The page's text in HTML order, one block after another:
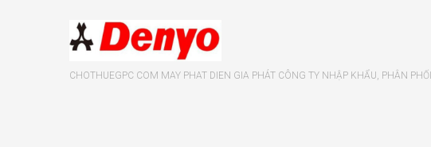
CHOTHUEGPC COM MAY PHAT DIEN GIA PHÁT CÔNG TY NHẬP KHẨU, PHÂN